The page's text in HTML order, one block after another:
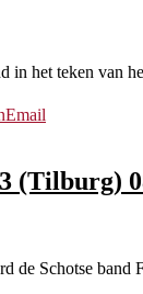
in het teken van
Email
(Tilburg)
de Schotse